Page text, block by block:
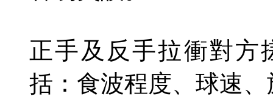
正手及反手拉衝對方
括：食波程度、球速